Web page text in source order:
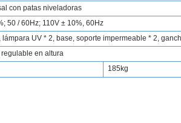
con patas niveladoras
50 / 60Hz; 110V ± 10%, 60Hz
lámpara UV * 2, base, soporte impermeable * 2,
regulable en altura
185kg